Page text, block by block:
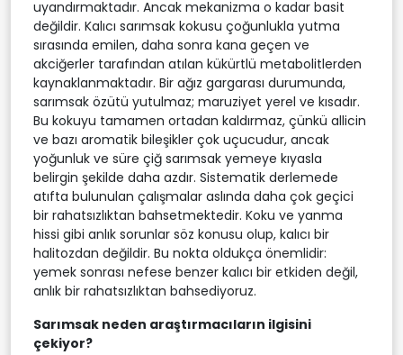
uyandırmaktadır. Ancak mekanizma o kadar basit
değildir. Kalıcı sarımsak kokusu çoğunlukla yutma
sırasında emilen, daha sonra kana geçen ve
akciğerler tarafından atılan kükürtlü metabolitlerden
kaynaklanmaktadır. Bir ağız gargarası durumunda,
sarımsak özütü yutulmaz; maruziyet yerel ve kısadır.
Bu kokuyu tamamen ortadan kaldırmaz, çünkü allicin
ve bazı aromatik bileşikler çok uçucudur, ancak
yoğunluk ve süre çiğ sarımsak yemeye kıyasla
belirgin şekilde daha azdır. Sistematik derlemede
atıfta bulunulan çalışmalar aslında daha çok geçici
bir rahatsızlıktan bahsetmektedir. Koku ve yanma
hissi gibi anlık sorunlar söz konusu olup, kalıcı bir
halitozdan değildir. Bu nokta oldukça önemlidir:
yemek sonrası nefese benzer kalıcı bir etkiden değil,
anlık bir rahatsızlıktan bahsediyoruz.
Sarımsak neden araştırmacıların ilgisini
çekiyor?